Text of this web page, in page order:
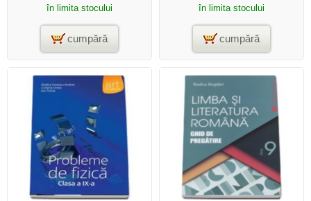
în limita stocului
cumpără
în limita stocului
cumpără